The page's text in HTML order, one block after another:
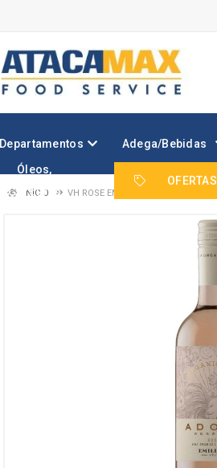
Departamentos Adega/Bebidas
Óleos,
Gorduras
OFERTAS
INÍCIO VH ROSE EMILIANA ADOBE 750ML